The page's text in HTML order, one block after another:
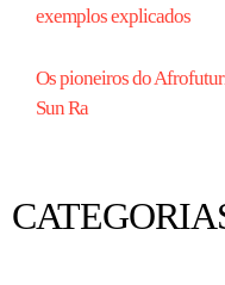
exemplos explicados
Os pioneiros do
Sun Ra